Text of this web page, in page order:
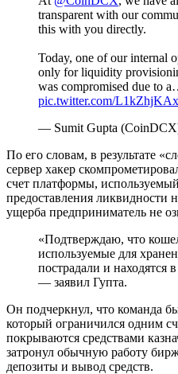
transparent with our
this with you directly.
Today, one of our internal
only for liquidity
was compromised due to
pic.twitter.com/
— Sumit Gupta
По его словам, в результате
сервер хакер
счет платформы,
предоставления ликвидности
ущерба предприниматель не
«Подтверждаю, что
используемые для
пострадали и находятся
— заявил Гупта.
Он подчеркнул, что команда
который ограничился одним
покрываются средствами
затронул обычную работу
депозиты и вывод средств.